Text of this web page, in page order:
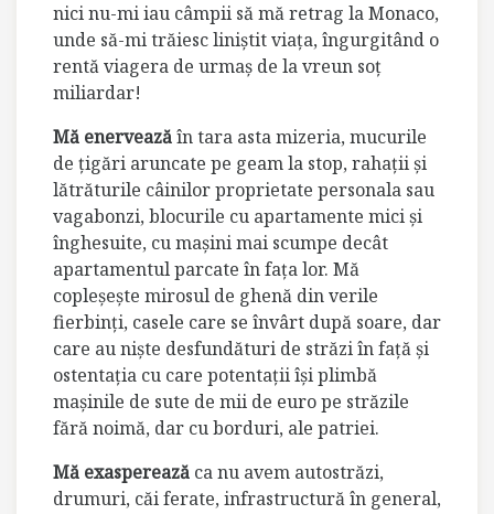
nici nu-mi iau câmpii să mă retrag la Monaco,
unde să-mi trăiesc liniştit viaţa, îngurgitând o
rentă viagera de urmaş de la vreun soţ
miliardar!
Mă enerveazăîn tara asta mizeria, mucurile
de ţigări aruncate pe geam la stop, rahaţii şi
lătrăturile câinilor proprietate personala sau
vagabonzi, blocurile cu apartamente mici şi
înghesuite, cu maşini mai scumpe decât
apartamentul parcate în faţa lor. Mă
copleşeşte mirosul de ghenă din verile
fierbinţi, casele care se învârt după soare, dar
care au nişte desfundături de străzi în faţă şi
ostentaţia cu care potentaţii îşi plimbă
maşinile de sute de mii de euro pe străzile
fără noimă, dar cu borduri, ale patriei.
Mă exasperează ca nu avem autostrăzi,
drumuri, căi ferate, infrastructură în general,